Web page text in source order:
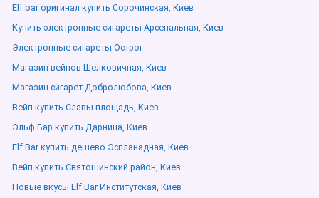
Elf bar оригинал купить Сорочинская, Киев
Купить электронные сигареты Арсенальная, Киев
Электронные сигареты Острог
Магазин вейпов Шелковичная, Киев
Магазин сигарет Добролюбова, Киев
Вейп купить Славы площадь, Киев
Эльф Бар купить Дарница, Киев
Elf Bar купить дешево Эспланадная, Киев
Вейп купить Святошинский район, Киев
Новые вкусы Elf Bar Институтская, Киев